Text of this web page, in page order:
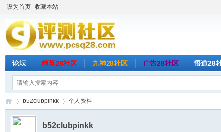
设为首页 收藏本站
论坛 精英28社区 九神28社区 广告28社区 悟道28
b52clubpinkk 个人资料
b52clubpinkk